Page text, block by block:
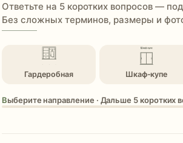
Ответьте на 5 коротких вопросов —
Без сложных терминов, размеры и
Гардеробная Шкаф-купе
Выберите направление · Дальше 5